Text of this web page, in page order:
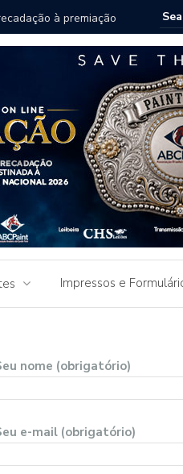
à premiação
Genética
Impressos e
nome (obrigatório)
e-mail (obrigatório)